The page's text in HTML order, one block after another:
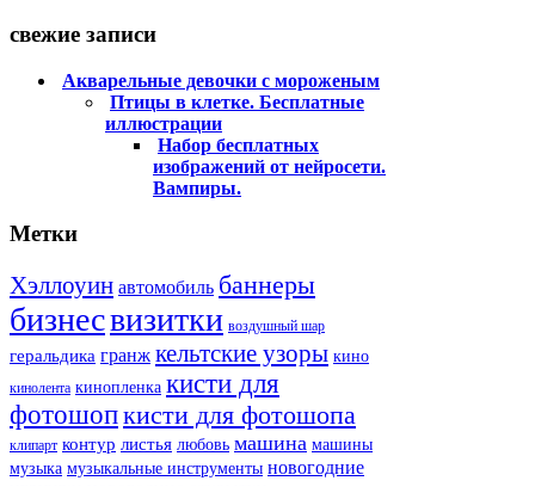
свежие записи
Акварельные девочки с мороженым
Птицы в клетке. Бесплатные
иллюстрации
Набор бесплатных
изображений от нейросети.
Вампиры.
Метки
Хэллоуин автомобиль баннеры
бизнесвизитки воздушный шар
геральдика гранж кельтские узоры кино
кинолента кинопленка кисти для
фотошопкисти для фотошопа
клипарт контур листья любовь машина машины
музыка музыкальные инструменты новогодние